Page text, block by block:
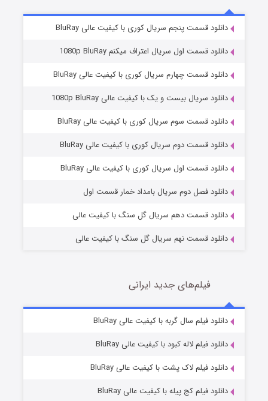
قسمت2 (زیرنویس) منتشر شد
مردگان متحرک: شهر مرده ۳
قسمت2 (زیرنویس) منتشر شد
قسمت7 (زیرنویس) منتشر شد
دانلود قسمت پنجم سریال کوری با کیفیت عالی BluRay
دانلود قسمت اول سریال اعتراف میکنم 1080p BluRay
دانلود قسمت چهارم سریال کوری با کیفیت عالی BluRay
دانلود سریال بیست و یک با کیفیت عالی 1080p BluRay
دانلود قسمت سوم سریال کوری با کیفیت عالی BluRay
دانلود قسمت دوم سریال کوری با کیفیت عالی BluRay
دانلود قسمت اول سریال کوری با کیفیت عالی BluRay
دانلود فصل دوم سریال بامداد خمار قسمت اول
دانلود قسمت دهم سریال گل سنگ با کیفیت عالی
دانلود قسمت نهم سریال گل سنگ با کیفیت عالی
فیلم‌های جدید ایرانی
دانلود فیلم سال گربه با کیفیت عالی BluRay
دانلود فیلم لاله کبود با کیفیت عالی BluRay
دانلود فیلم لاک پشت با کیفیت عالی BluRay
دانلود فیلم کج‌ پیله با کیفیت عالی BluRay